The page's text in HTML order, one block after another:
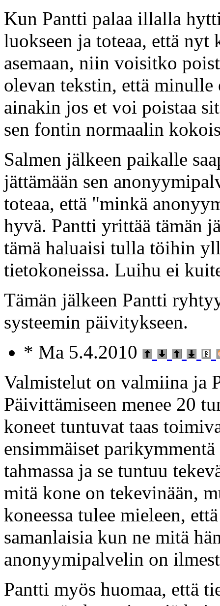
Kun Pantti palaa illalla
luokseen ja toteaa, että nyt
asemaan, niin voisitko
olevan tekstin, että minulle
ainakin jos et voi poistaa
sen fontin normaalin
Salmen jälkeen paikalle
jättämään sen
toteaa, että "minkä
hyvä. Pantti yrittää tämän
tämä haluaisi tulla töihin
tietokoneissa. Luihu ei
Tämän jälkeen Pantti
systeemin päivitykseen.
* Ma 5.4.2010
Valmistelut on valmiina ja
Päivittämiseen menee 20
koneet tuntuvat taas
ensimmäiset
tahmassa ja se tuntuu
mitä kone on tekevinään,
koneessa tulee mieleen,
samanlaisia kun ne mitä
anonyymipalvelin on
Pantti myös huomaa, että